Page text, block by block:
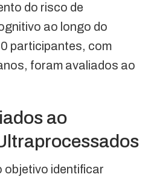
do risco de
ao longo do
participantes, com
foram avaliados ao
ao
objetivo identificar